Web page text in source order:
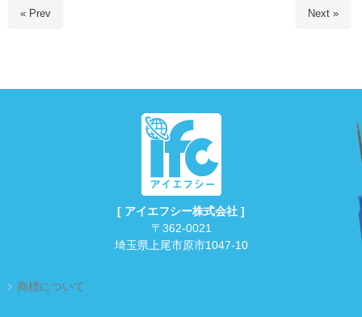
« Prev Next »
[ アイエフシー株式会社 ]
〒362-0021
埼玉県上尾市原市1047-10
商標について